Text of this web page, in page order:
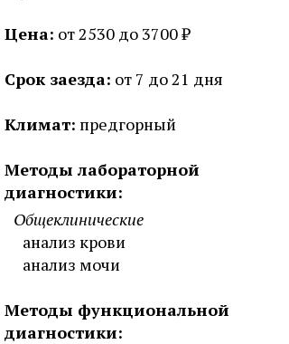
Цена: от 2530 до 3700 ₽
Срок заезда: от 7 до 21 дня
Климат: предгорный
Методы лабораторной
диагностики:
Общеклинические
анализ крови
анализ мочи
Методы функциональной
диагностики: